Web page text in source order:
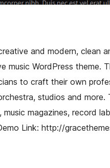
and modern, clean
music WordPress theme.
to craft their own
studios and more.
magazines, record
Link: http://